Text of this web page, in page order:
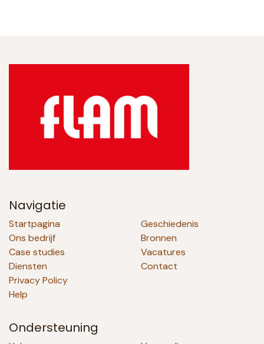
Navigatie
Startpagina
Ons bedrijf
Case studies
Diensten
Privacy Policy
Help
Geschiedenis
Bronnen
Vacatures
Contact
Ondersteuning